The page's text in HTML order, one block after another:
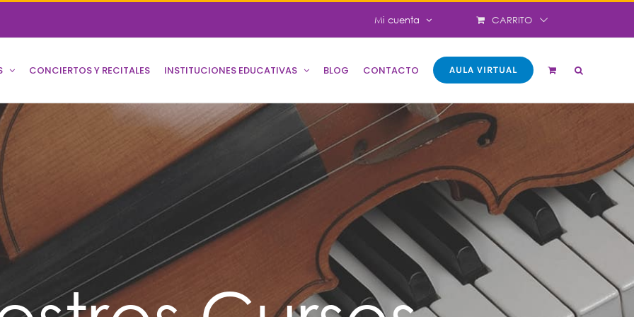
Mi cuenta CARRITO
CONCIERTOS Y RECITALES INSTITUCIONES EDUCATIVAS BLOG CONTACTO AULA VIRTUAL